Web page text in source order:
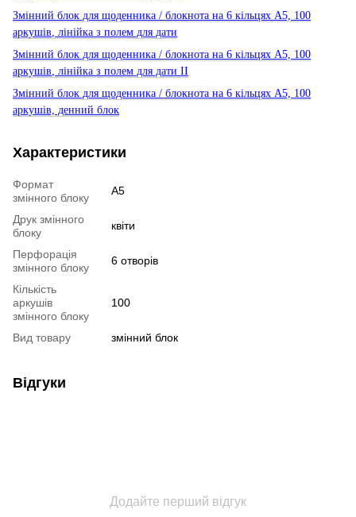
Змінний блок для щоденника / блокнота на 6 кільцях А5, 100
аркушів , лінійка з полем для дати
Змінний блок для щоденника / блокнота на 6 кільцях А5, 100
аркушів , лінійка з полем для дати ІІ
Змінний блок для щоденника / блокнота на 6 кільцях А5, 100
аркушів, денний блок
Характеристики
Формат
змінного блоку
А5
Друк змінного
блоку
квіти
Перфорація
змінного блоку
6 отворів
Кількість
аркушів
змінного блоку
100
Вид товару змінний блок
Відгуки
Додайте перший відгук